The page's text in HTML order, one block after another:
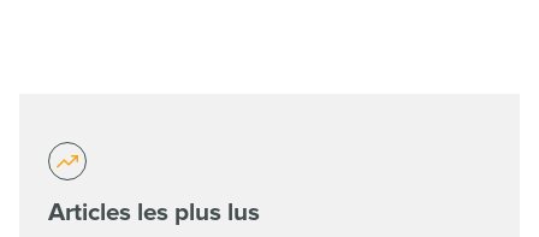
Articles les plus lus